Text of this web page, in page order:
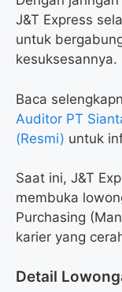
J&T Express
untuk
kesuksesannya.
Baca
Auditor PT
(Resmi) untuk
Saat ini, J&T
membuka
Purchasing
karier yang
Detail